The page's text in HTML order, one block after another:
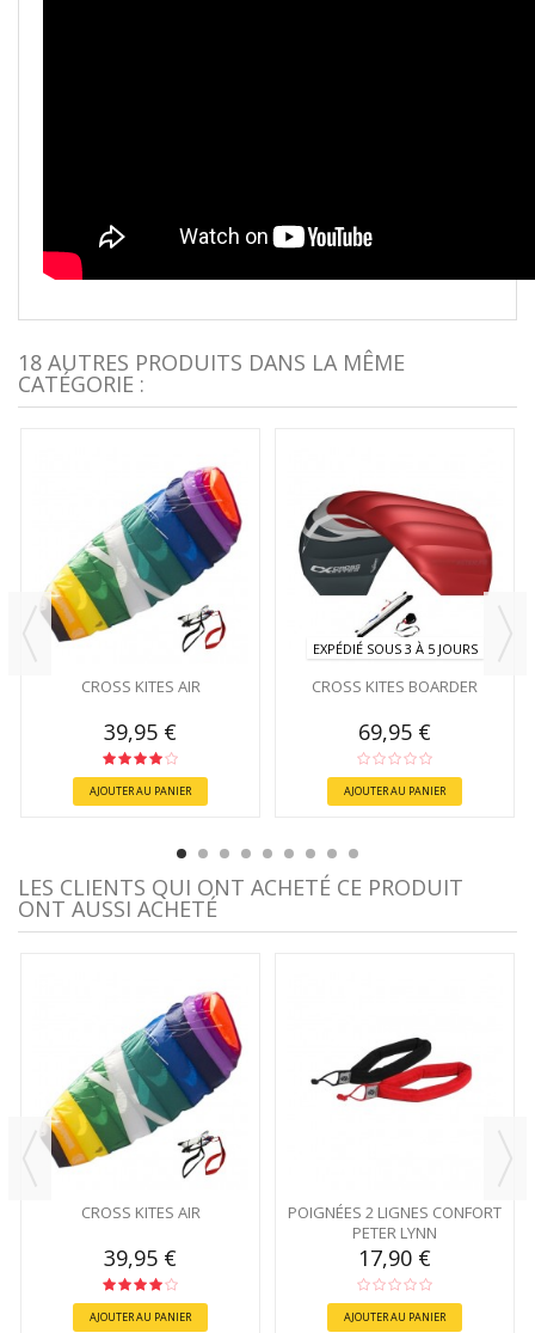
18 AUTRES PRODUITS DANS LA MÊME
CATÉGORIE :
CROSS KITES AIR
39,95 €
AJOUTER AU PANIER
EXPÉDIÉ SOUS 3 À 5 JOURS
CROSS KITES BOARDER
69,95 €
AJOUTER AU PANIER
LES CLIENTS QUI ONT ACHETÉ CE PRODUIT
ONT AUSSI ACHETÉ
CROSS KITES AIR
39,95 €
AJOUTER AU PANIER
POIGNÉES 2 LIGNES CONFORT
PETER LYNN
17,90 €
AJOUTER AU PANIER